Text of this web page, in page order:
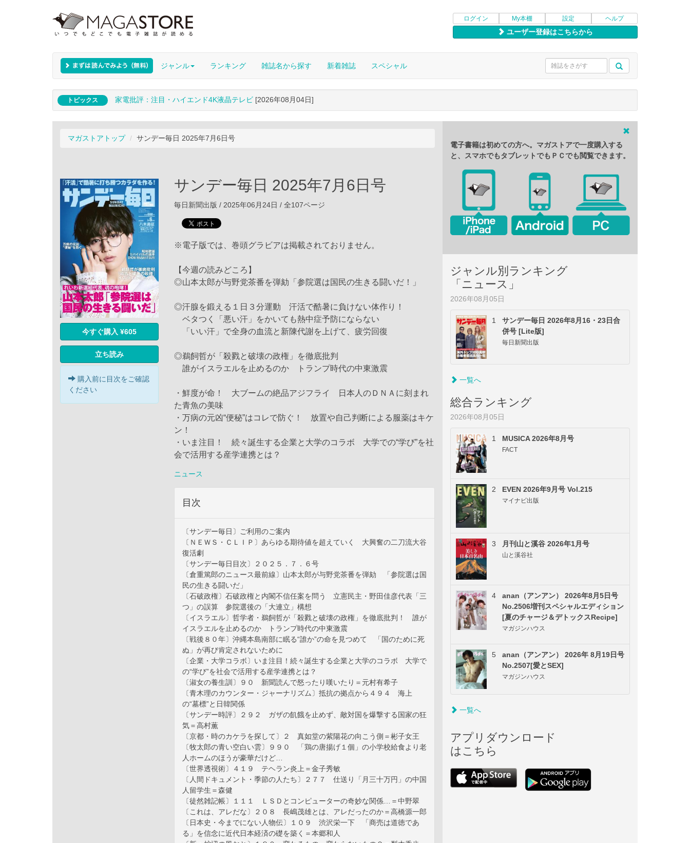
ログイン My本棚 設定 ヘルプ
ユーザー登録はこちらから
ジャンル ランキング 雑誌名から探す 新着雑誌 スペシャル
トピックス 家電批評：注目・ハイエンド4K液晶テレビ [2026年08月04日]
マガストアトップ サンデー毎日 2025年7月6日号
今すぐ購入 ¥605
立ち読み
購入前に目次をご確認
ください
サンデー毎日 2025年7月6日号
毎日新聞出版 / 2025年06月24日 / 全107ページ
※電子版では、巻頭グラビアは掲載されておりません。
【今週の読みどころ】
◎山本太郎が与野党茶番を弾劾「参院選は国民の生きる闘いだ！」
◎汗腺を鍛える１日３分運動 汗活で酷暑に負けない体作り！
ベタつく「悪い汗」をかいても熱中症予防にならない
「いい汗」で全身の血流と新陳代謝を上げて、疲労回復
◎鵜飼哲が「殺戮と破壊の政権」を徹底批判
誰がイスラエルを止めるのか トランプ時代の中東激震
・鮮度が命！ 大ブームの絶品アジフライ 日本人のＤＮＡに刻まれ
た青魚の美味
・万病の元凶“便秘”はコレで防ぐ！ 放置や自己判断による服薬はキケ
ン！
・いま注目！ 続々誕生する企業と大学のコラボ 大学での“学び”を社
会で活用する産学連携とは？
ニュース
目次
〔サンデー毎日〕ご利用のご案内
〔ＮＥＷＳ・ＣＬＩＰ〕あらゆる期待値を超えていく 大興奮の二刀流大谷
復活劇
〔サンデー毎日目次〕２０２５．７．６号
〔倉重篤郎のニュース最前線〕山本太郎が与野党茶番を弾劾 「参院選は国
民の生きる闘いだ」
〔石破政権〕石破政権と内閣不信任案を問う 立憲民主・野田佳彦代表「三
つ」の誤算 参院選後の「大連立」構想
〔イスラエル〕哲学者・鵜飼哲が「殺戮と破壊の政権」を徹底批判！ 誰が
イスラエルを止めるのか トランプ時代の中東激震
〔戦後８０年〕沖縄本島南部に眠る“誰か”の命を見つめて 「国のために死
ぬ」が再び肯定されないために
〔企業・大学コラボ〕いま注目！続々誕生する企業と大学のコラボ 大学で
の“学び”を社会で活用する産学連携とは？
〔淑女の養生訓〕９０ 新聞読んで怒ったり嘆いたり＝元村有希子
〔青木理のカウンター・ジャーナリズム〕抵抗の拠点から４９４ 海上
の“墓標”と日韓関係
〔サンデー時評〕２９２ ガザの飢餓を止めず、敵対国を爆撃する国家の狂
気＝高村薫
〔京都・時のカケラを探して〕２ 真如堂の紫陽花の向こう側＝彬子女王
〔牧太郎の青い空白い雲〕９９０ 「鶏の唐揚げ１個」の小学校給食より老
人ホームのほうが豪華だけど…
〔世界透視術〕４１９ テヘラン炎上＝金子秀敏
〔人間ドキュメント・季節の人たち〕２７７ 仕送り「月三十万円」の中国
人留学生＝森健
〔徒然雑記帳〕１１１ ＬＳＤとコンピューターの奇妙な関係…＝中野翠
〔これは、アレだな〕２０８ 長嶋茂雄とは、アレだったのか＝高橋源一郎
〔日本史・今までにない人物伝〕１０９ 渋沢栄一下 「商売は道徳であ
る」を信念に近代日本経済の礎を築く＝本郷和人
電子書籍は初めての方へ。マガストアで一度購入する
と、スマホでもタブレットでもＰＣでも閲覧できます。
ジャンル別ランキング
「ニュース」
2026年08月05日
1
サンデー毎日 2026年8月16・23日合
併号 [Lite版]
毎日新聞出版
一覧へ
総合ランキング
2026年08月05日
1 MUSICA 2026年8月号
FACT
2 EVEN 2026年9月号 Vol.215
マイナビ出版
3 月刊山と溪谷 2026年1月号
山と溪谷社
4
anan（アンアン） 2026年8月5日号
No.2506増刊スペシャルエディション
[夏のチャージ＆デトックスRecipe]
マガジンハウス
5
anan（アンアン） 2026年 8月19日号
No.2507[愛とSEX]
マガジンハウス
一覧へ
アプリダウンロード
はこちら